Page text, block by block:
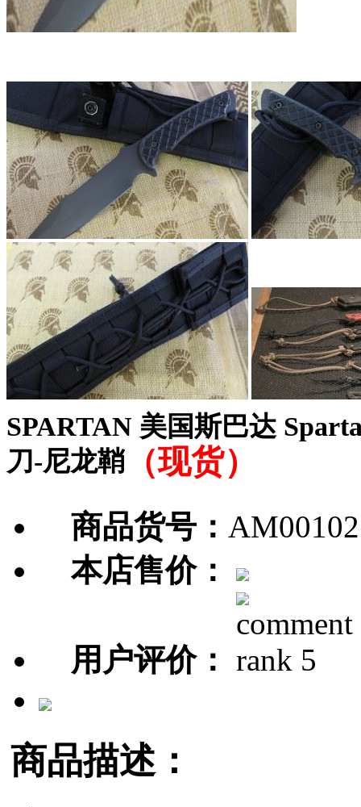
SPARTAN 美国斯巴达
刀-尼龙鞘
（现货）
商品货号：
本店售价：
用户评价：
商品描述：